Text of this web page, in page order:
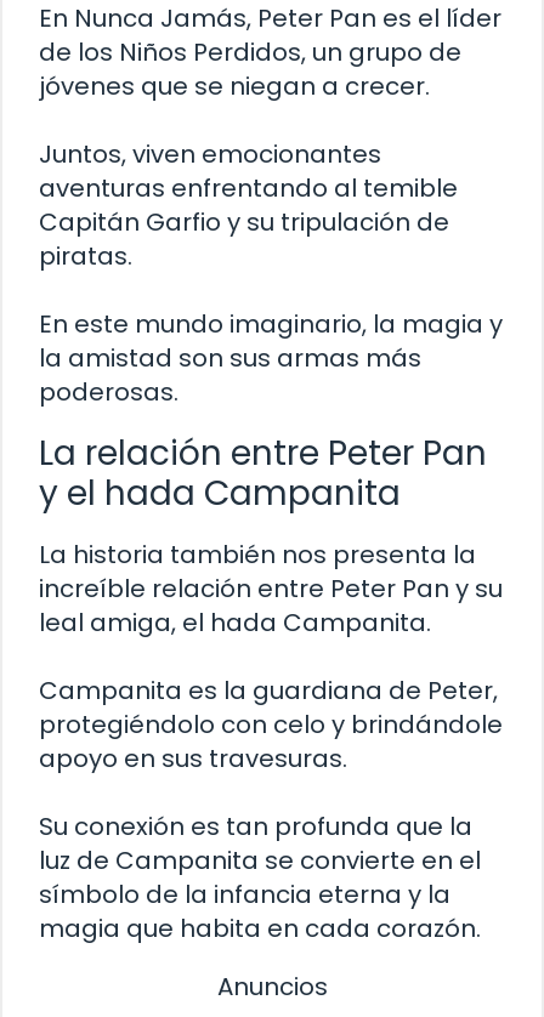
En Nunca Jamás, Peter Pan es el líder
de los Niños Perdidos, un grupo de
jóvenes que se niegan a crecer.
Juntos, viven emocionantes
aventuras enfrentando al temible
Capitán Garfio y su tripulación de
piratas.
En este mundo imaginario, la magia y
la amistad son sus armas más
poderosas.
La relación entre Peter Pan
y el hada Campanita
La historia también nos presenta la
increíble relación entre Peter Pan y su
leal amiga, el hada Campanita.
Campanita es la guardiana de Peter,
protegiéndolo con celo y brindándole
apoyo en sus travesuras.
Su conexión es tan profunda que la
luz de Campanita se convierte en el
símbolo de la infancia eterna y la
magia que habita en cada corazón.
Anuncios